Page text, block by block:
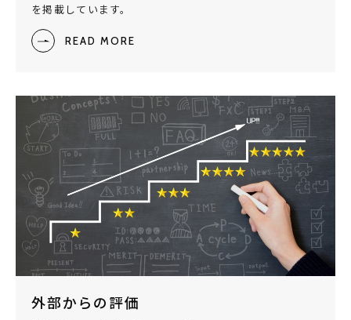
を掲載しています。
READ MORE
外部からの評価